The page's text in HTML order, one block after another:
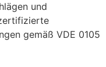
und
gemäß VDE 0105